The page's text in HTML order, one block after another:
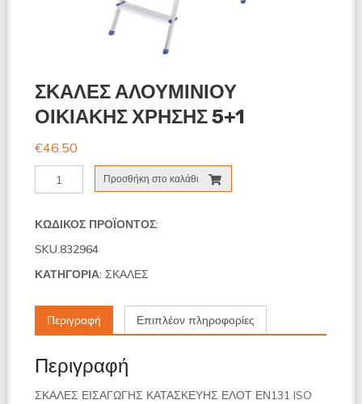
ΣΚΑΛΕΣ ΑΛΟΥΜΙΝΙΟΥ
ΟΙΚΙΑΚΗΣ ΧΡΗΣΗΣ 5+1
€46.50
ΣΚΑΛΕΣ
ΑΛΟΥΜΙΝΙΟΥ
ΧΡΗΣΗΣ
ποσότητα
Προσθήκη στο καλάθι
ΚΩΔΙΚΌΣ ΠΡΟΪΌΝΤΟΣ:
SKU.832964
ΚΑΤΗΓΟΡΊΑ:ΣΚΑΛΕΣ
Περιγραφή Επιπλέον πληροφορίες
Περιγραφή
ΣΚΑΛΕΣ ΕΙΣΑΓΩΓΗΣ ΚΑΤΑΣΚΕΥΗΣ ΕΛΟΤ ΕΝ131ISO